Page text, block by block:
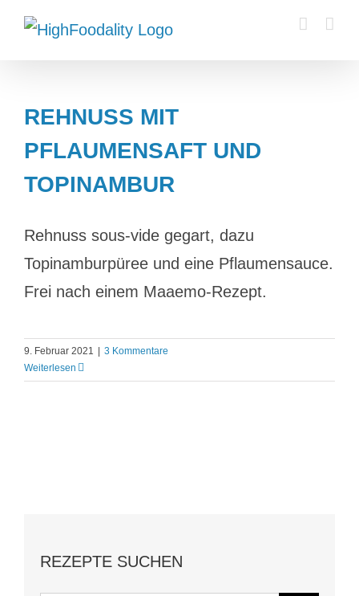
Zum
Inhalt
REHNUSS MIT
PFLAUMENSAFT UND
TOPINAMBUR
Rehnuss sous-vide gegart, dazu
Topinamburpüree und eine Pflaumensauce.
Frei nach einem Maaemo-Rezept.
9. Februar 2021
3 Kommentare
Weiterlesen
REZEPTE SUCHEN